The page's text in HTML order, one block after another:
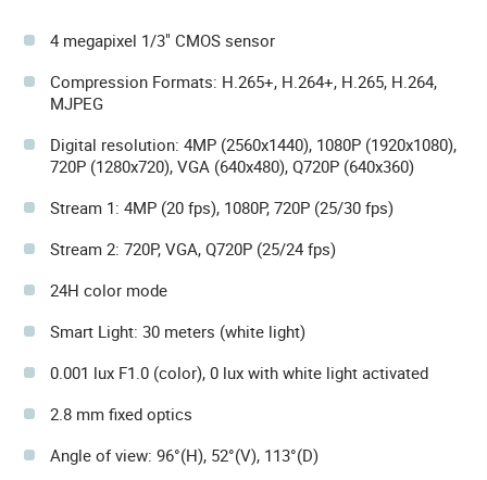
4 megapixel 1/3" CMOS sensor
Compression Formats: H.265+, H.264+, H.265, H.264,
MJPEG
Digital resolution: 4MP (2560x1440), 1080P (1920x1080),
720P (1280x720), VGA (640x480), Q720P (640x360)
Stream 1: 4MP (20 fps), 1080P, 720P (25/30 fps)
Stream 2: 720P, VGA, Q720P (25/24 fps)
24H color mode
Smart Light: 30 meters (white light)
0.001 lux F1.0 (color), 0 lux with white light activated
2.8 mm fixed optics
Angle of view: 96°(H), 52°(V), 113°(D)